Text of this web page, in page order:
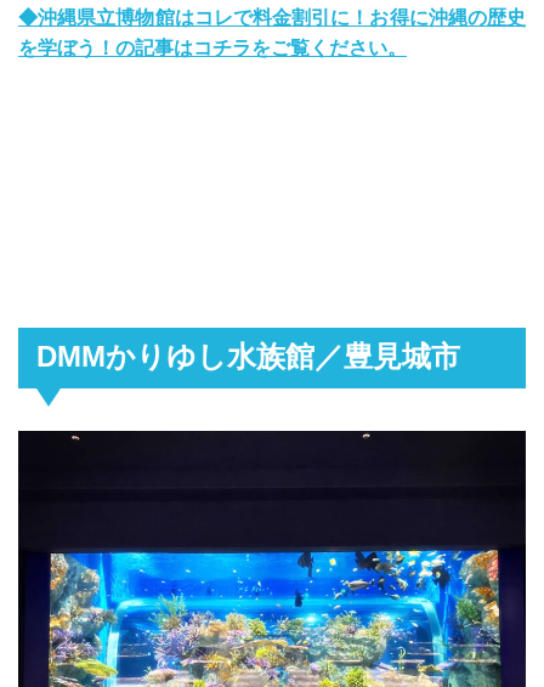
◆沖縄県立博物館はコレで料金割引に！お得に沖縄の歴史
を学ぼう！の記事はコチラをご覧ください。
DMMかりゆし水族館／豊見城市